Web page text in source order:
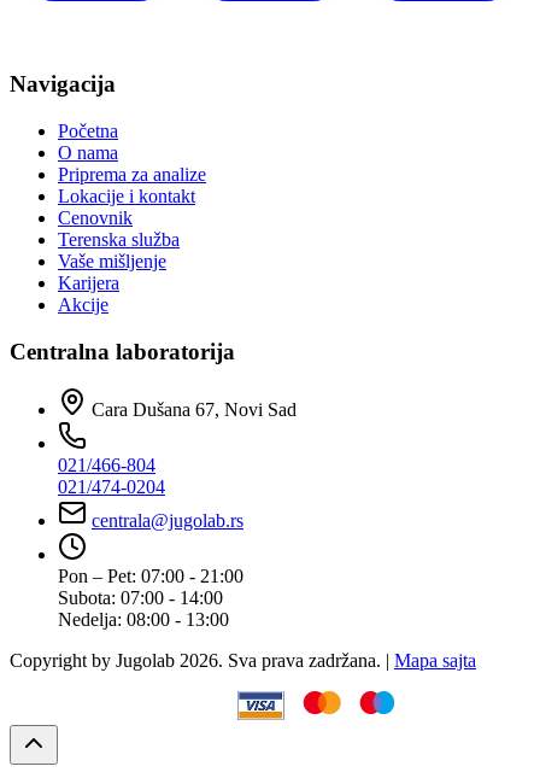
Navigacija
Početna
O nama
Priprema za analize
Lokacije i kontakt
Cenovnik
Terenska služba
Vaše mišljenje
Karijera
Akcije
Centralna laboratorija
Cara Dušana 67, Novi Sad
021/466-804
021/474-0204
centrala@jugolab.rs
Pon – Pet: 07:00 - 21:00
Subota: 07:00 - 14:00
Nedelja: 08:00 - 13:00
Copyright by Jugolab 2026. Sva prava zadržana. | Mapa sajta